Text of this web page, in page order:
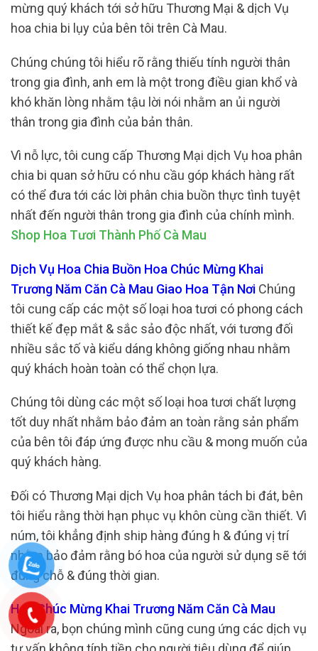
mừng quý khách tới sở hữu Thương Mại & dịch Vụ
hoa chia bi lụy của bên tôi trên Cà Mau.
Chúng chúng tôi hiểu rõ rằng thiếu tính người thân
trong gia đình, anh em là một trong điều gian khổ và
khó khăn lòng nhằm tậu lời nói nhằm an ủi người
thân trong gia đình của bản thân.
Vì nỗ lực, tôi cung cấp Thương Mại dịch Vụ hoa phân
chia bi quan sở hữu có nhu cầu góp khách hàng rất
có thể đưa tới các lời phân chia buồn thực tình tuyệt
nhất đến người thân trong gia đình của chính mình.
Shop Hoa Tươi Thành Phố Cà Mau
Dịch Vụ Hoa Chia Buồn Hoa Chúc Mừng Khai
Trương Năm Căn Cà Mau Giao Hoa Tận Nơi Chúng
tôi cung cấp các một số loại hoa tươi có phong cách
thiết kế đẹp mắt & sắc sảo độc nhất, với tương đối
nhiều sắc tố và kiểu dáng không giống nhau nhằm
quý khách hoàn toàn có thể chọn lựa.
Chúng tôi dùng các một số loại hoa tươi chất lượng
tốt duy nhất nhằm bảo đảm an toàn rằng sản phẩm
của bên tôi đáp ứng được nhu cầu & mong muốn của
quý khách hàng.
Đối có Thương Mại dịch Vụ hoa phân tách bi đát, bên
tôi hiểu rằng thời hạn phục vụ khôn cùng cần thiết. Vì
núm, tôi khẳng định ship hàng đúng h & đúng vị trí
nhằm bảo đảm rằng bó hoa của người sử dụng sẽ tới
đúng chỗ & đúng thời gian.
Hoa Chúc Mừng Khai Trương Năm Căn Cà Mau
Ngoài ra, bọn chúng mình cũng cung ứng các dịch vụ